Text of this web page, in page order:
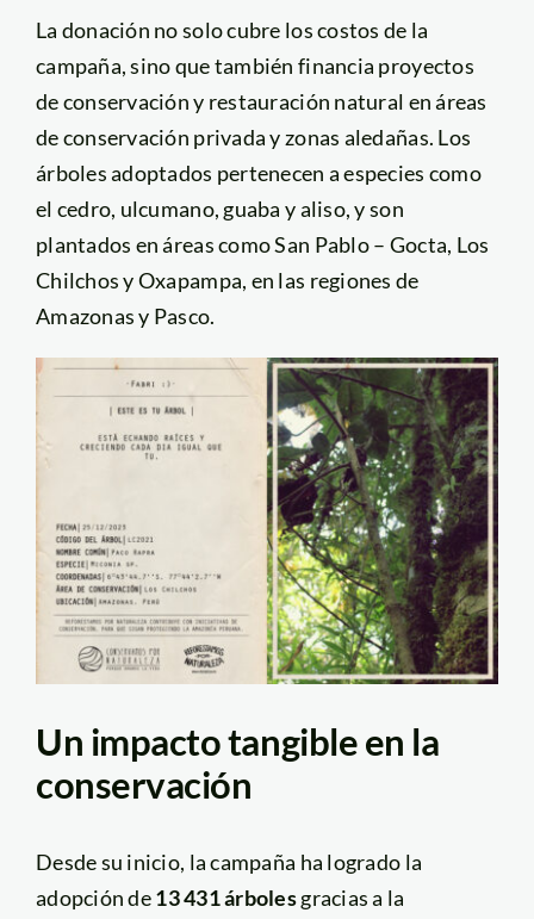
La donación no solo cubre los costos de la
campaña, sino que también financia proyectos
de conservación y restauración natural en áreas
de conservación privada y zonas aledañas. Los
árboles adoptados pertenecen a especies como
el cedro, ulcumano, guaba y aliso, y son
plantados en áreas como San Pablo – Gocta, Los
Chilchos y Oxapampa, en las regiones de
Amazonas y Pasco.
Un impacto tangible en la
conservación
Desde su inicio, la campaña ha logrado la
adopción de13 431 árbolesgracias a la